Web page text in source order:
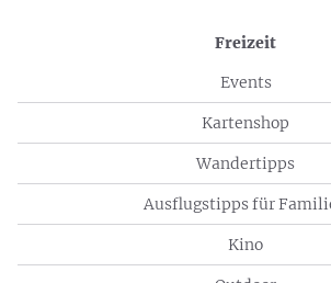
Freizeit
Events
Kartenshop
Wandertipps
Ausflugstipps für
Kino